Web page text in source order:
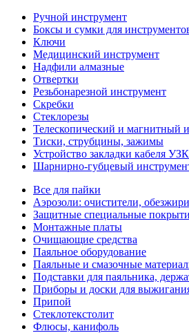
Ручной инструмент
Боксы и сумки для
Ключи
Медицинский инструмент
Надфили алмазные
Отвертки
Резьбонарезной инструмент
Скребки
Стеклорезы
Телескопический и магнитный
Тиски, струбцины, зажимы
Устройство закладки кабеля
Шарнирно-губцевый
Все для пайки
Аэрозоли: очистители,
Защитные специальные
Монтажные платы
Очищающие средства
Паяльное оборудование
Паяльные и смазочные
Подставки для паяльника,
Приборы и доски для
Припой
Стеклотекстолит
Флюсы, канифоль